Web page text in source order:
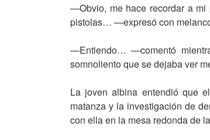
—Obvio, me hace recordar a mi
pistolas… —expresó con
—Entiendo… —comentó
somnoliento que se dejaba ver
La joven albina entendió que
matanza y la investigación de
con ella en la mesa redonda de